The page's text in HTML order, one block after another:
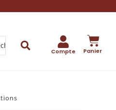
Compte Panier